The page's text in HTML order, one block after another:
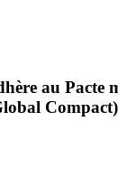
au Pacte
Compact)